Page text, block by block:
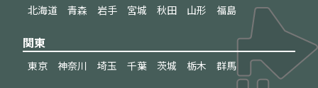
北海道 青森 岩手 宮城 秋田 山形 福島
関東
東京 神奈川 埼玉 千葉 茨城 栃木 群馬